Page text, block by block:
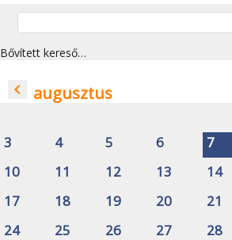
Bővített kereső…
navigate_before augusztus
3
4 5 6 7
10
11 12 13 14
17
18 19 20 21
24
25 26 27 28